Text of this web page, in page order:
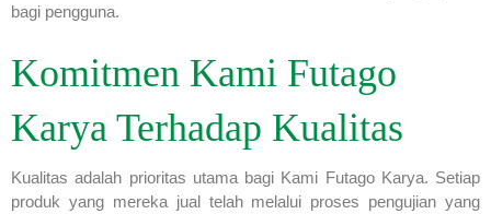
bagi pengguna.
Komitmen Kami Futago
Karya Terhadap Kualitas
Kualitas adalah prioritas utama bagi Kami Futago Karya. Setiap
produk yang mereka jual telah melalui proses pengujian yang